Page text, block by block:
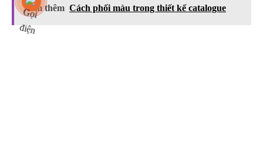
Xem thêm Cách phối màu trong thiết kế catalogue